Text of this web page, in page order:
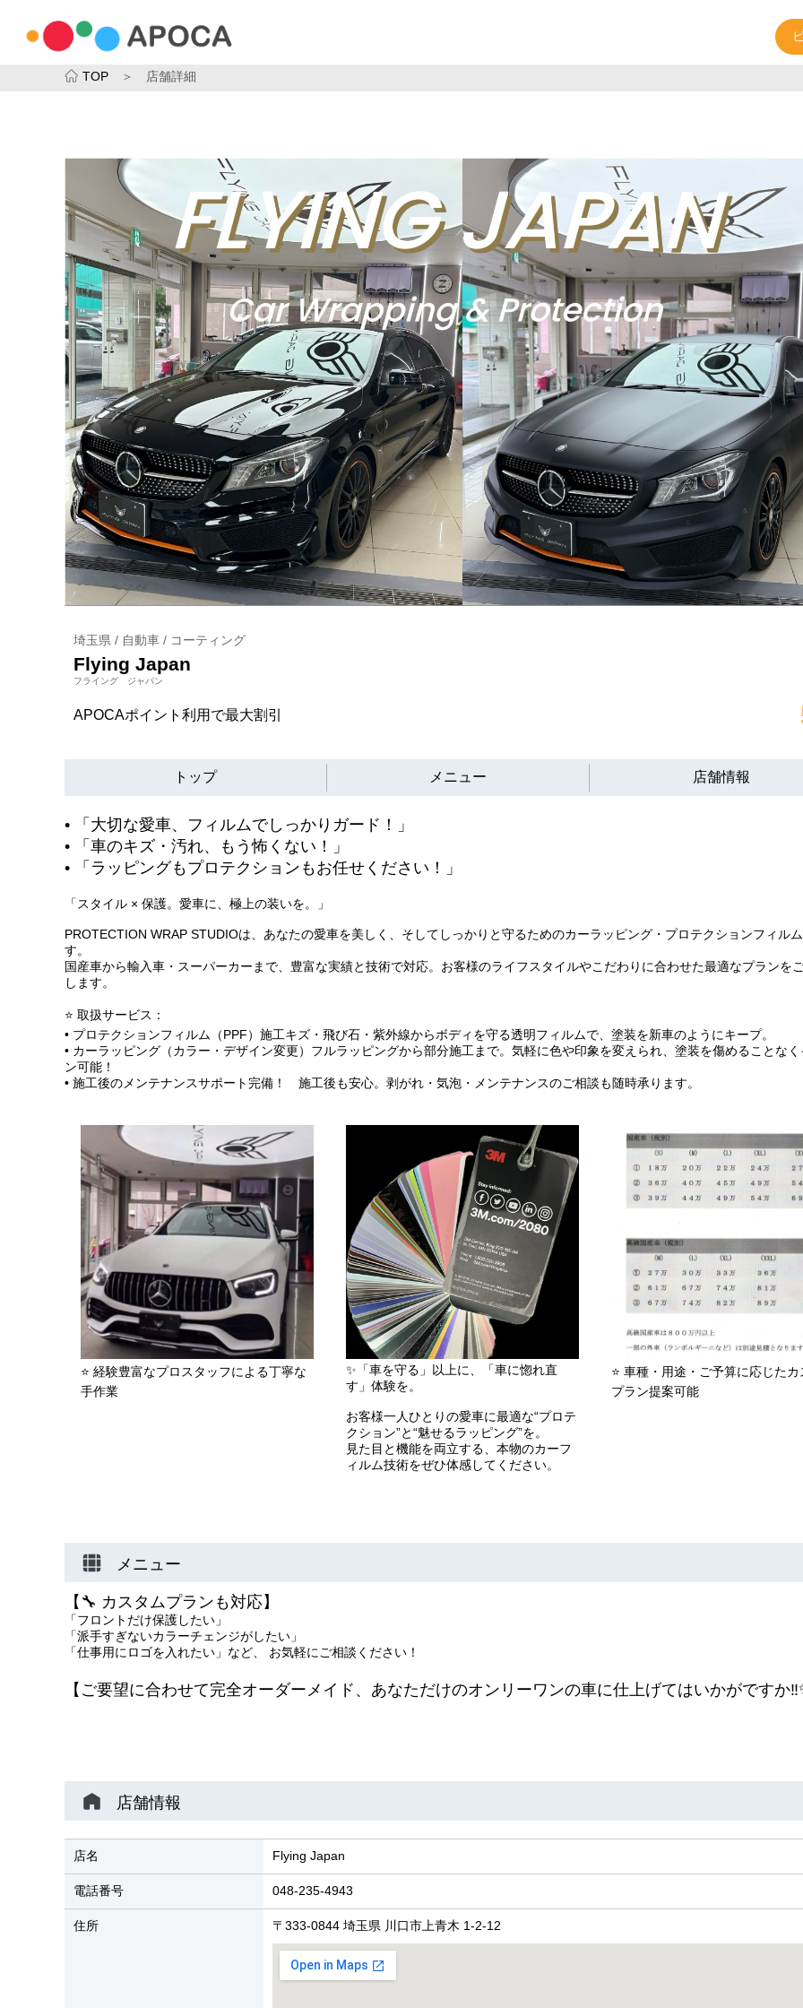
TOP ＞ 店舗詳細
埼玉県 / 自動車 / コーティング
Flying Japan
フライング ジャパン
APOCAポイント利用で最大割引
トップ メニュー 店舗情報
• 「大切な愛車、フィルムでしっかりガード！」
• 「車のキズ・汚れ、もう怖くない！」
• 「ラッピングもプロテクションもお任せください！」
「スタイル × 保護。愛車に、極上の装いを。」
PROTECTION WRAP STUDIOは、あなたの愛車を美しく、そしてしっかりと守るためのカーラッピング・プロテクションフィル
す。
国産車から輸入車・スーパーカーまで、豊富な実績と技術で対応。お客様のライフスタイルやこだわりに合わせた最適なプランを
します。
⭐️ 取扱サービス：
• プロテクションフィルム（PPF）施工キズ・飛び石・紫外線からボディを守る透明フィルムで、塗装を新車のようにキープ。
• カーラッピング（カラー・デザイン変更）フルラッピングから部分施工まで。気軽に色や印象を変えられ、塗装を傷めることな
ン可能！
• 施工後のメンテナンスサポート完備！ 施工後も安心。剥がれ・気泡・メンテナンスのご相談も随時承ります。
⭐️ 経験豊富なプロスタッフによる丁寧な
手作業
✨「車を守る」以上に、「車に惚れ直
す」体験を。
お客様一人ひとりの愛車に最適な“プロテ
クション”と“魅せるラッピング”を。
見た目と機能を両立する、本物のカーフ
ィルム技術をぜひ体感してください。
⭐️ 車種・用途・ご予算に応じたカ
プラン提案可能
メニュー
【🔧 カスタムプランも対応】
「フロントだけ保護したい」
「派手すぎないカラーチェンジがしたい」
「仕事用にロゴを入れたい」など、 お気軽にご相談ください！
【ご要望に合わせて完全オーダーメイド、あなただけのオンリーワンの車に仕上げてはいかがですか
店舗情報
店名 Flying Japan
電話番号 048-235-4943
住所 〒333-0844 埼玉県 川口市上青木 1-2-12